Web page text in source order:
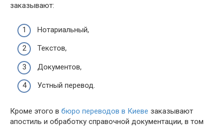
заказывают:
Нотариальный,
Текстов,
Документов,
Устный перевод.
Кроме этого в бюро переводов в Киеве заказывают
апостиль и обработку справочной документации, в том